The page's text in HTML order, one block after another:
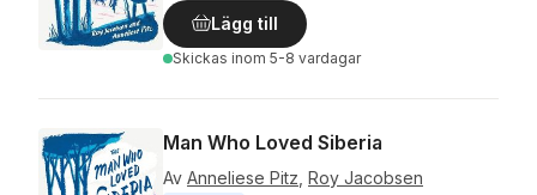
Lägg till
Skickas inom 5-8 vardagar
Man Who Loved Siberia
Av Anneliese Pitz Roy Jacobsen